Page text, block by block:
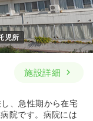
児所
施設詳細
、急性期から在宅
院です。病院には